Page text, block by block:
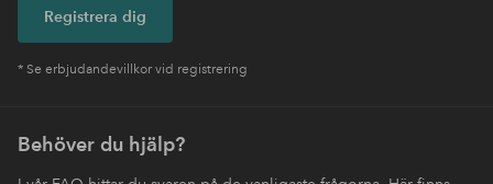
Registrera dig
* Se erbjudandevillkor vid registrering
Behöver du hjälp?